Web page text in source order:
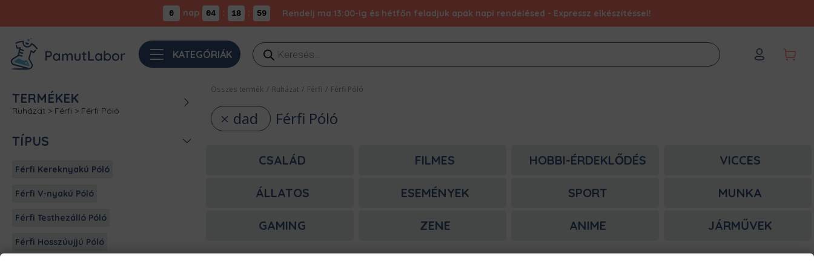
0 nap 04 : 18 : 58 Rendelj ma 13:00-ig és hétfőn feladjuk apák napi rendelésed - Expressz elkészítéssel!
KATEGÓRIÁK
Products
search
TERMÉKEK
Ruházat > Férfi > Férfi Póló
TÍPUS
Férfi Kereknyakú Póló
Férfi V-nyakú Póló
Férfi Testhezálló Póló
Férfi Hosszúujjú Póló
Összes termék / Ruházat / Férfi / Férfi Póló
dad Férfi Póló
CSALÁD FILMES HOBBI-ÉRDEKLŐDÉS VICCES
ÁLLATOS ESEMÉNYEK SPORT MUNKA
GAMING ZENE ANIME JÁRMŰVEK